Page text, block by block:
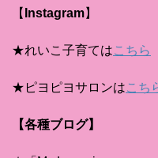
【 Instagram】
★れいこ子育てはこちら
★ピヨピヨサロンはこち
【各種ブログ】